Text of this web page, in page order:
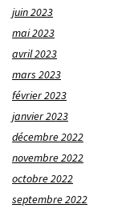
juin 2023
mai 2023
avril 2023
mars 2023
février 2023
janvier 2023
décembre 2022
novembre 2022
octobre 2022
septembre 2022